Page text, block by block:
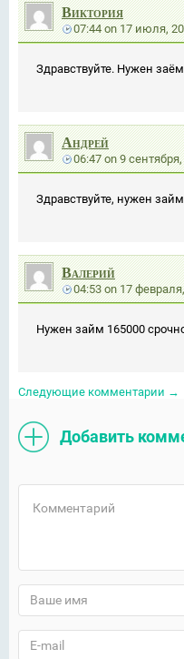
Виктория
07:44on17 июля,
Здравствуйте. Нужен заём
Андрей
06:47on9
Здравствуйте, нужен
Валерий
04:53on17
Нужен займ 165000
Следующие комментарии →
Добавить